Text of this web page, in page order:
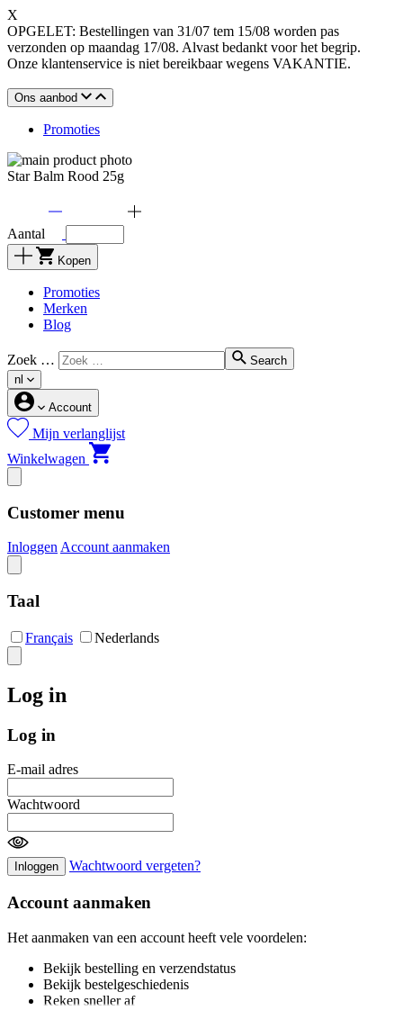
X
OPGELET: Bestellingen van 31/07 tem 15/08 worden pas
verzonden op maandag 17/08. Alvast bedankt voor het begrip.
Onze klantenservice is niet bereikbaar wegens VAKANTIE.
Ons aanbod
Promoties
Star Balm Rood 25g
Aantal
Kopen
Promoties
Merken
Blog
Zoek …
Search
nl
Account
Mijn verlanglijst
Winkelwagen
Customer menu
InloggenAccount aanmaken
Taal
Français Nederlands
Log in
Log in
E-mail adres
Wachtwoord
Inloggen Wachtwoord vergeten?
Account aanmaken
Het aanmaken van een account heeft vele voordelen:
Bekijk bestelling en verzendstatus
Bekijk bestelgeschiedenis
Reken sneller af